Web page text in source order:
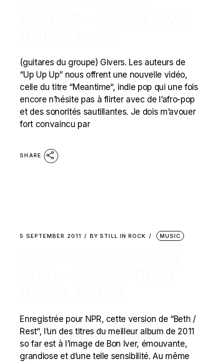
(guitares du groupe) Givers. Les auteurs de
“Up Up Up” nous offrent une nouvelle vidéo,
celle du titre “Meantime“, indie pop qui une fois
encore n’hésite pas à flirter avec de l’afro-pop
et des sonorités sautillantes. Je dois m’avouer
fort convaincu par
SHARE
5 SEPTEMBER 2011 BY STILL IN ROCK MUSIC
Enregistrée pour NPR, cette version de “Beth /
Rest“, l’un des titres du meilleur album de 2011
so far est à l’image de Bon Iver, émouvante,
grandiose et d’une telle sensibilité. Au même